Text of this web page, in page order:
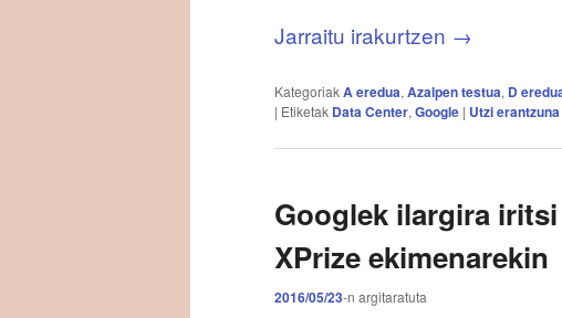
Jarraitu irakurtzen →
KategoriakA eredua, Azalpen testua, D
| Etiketak Data Center, Google | Utzi erantzuna
Googlek ilargira
XPrize ekimenarekin
2016/05/23-n argitaratuta